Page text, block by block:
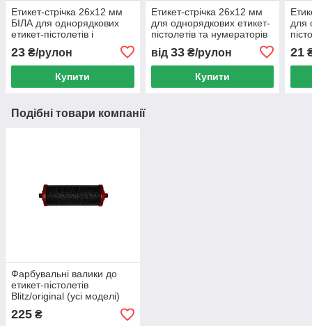
Етикет-стрічка 26х12 мм
БІЛА для однорядкових
етикет-пістолетів і
нумераторів крою МЕТО,
Blitz, OPEN тощо.
23 ₴/рулон
Купити
Етикет-стрічка 26х12 мм
для однорядкових етикет-
пістолетів та нумераторів
Колір - жовтий
від 33₴/рулон
Купити
для
21
Подібні товари компанії
Фарбувальні валики до
етикет-пістолетів
Blitz/original (усі моделі)
225 ₴